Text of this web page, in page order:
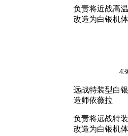
负责将近战高
改造为白银机体
远战特装型白
造师依薇拉
负责将远战特
改造为白银机体